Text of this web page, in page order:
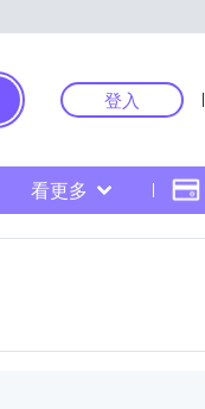
登入
看更多